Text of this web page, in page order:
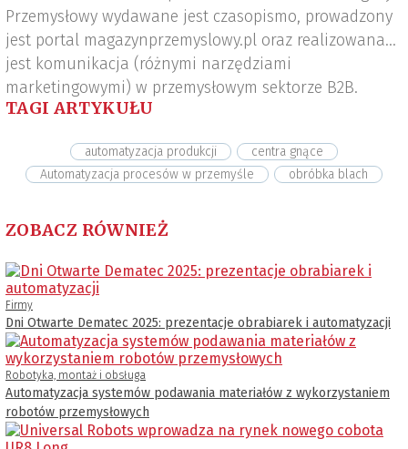
Przemysłowy wydawane jest czasopismo, prowadzony
jest portal magazynprzemyslowy.pl oraz realizowana
jest komunikacja (różnymi narzędziami
marketingowymi) w przemysłowym sektorze B2B.
TAGI ARTYKUŁU
automatyzacja produkcji
centra gnące
Automatyzacja procesów w przemyśle
obróbka blach
ZOBACZ RÓWNIEŻ
Firmy
Dni Otwarte Dematec 2025: prezentacje obrabiarek i automatyzacji
Robotyka, montaż i obsługa
Automatyzacja systemów podawania materiałów z wykorzystaniem
robotów przemysłowych